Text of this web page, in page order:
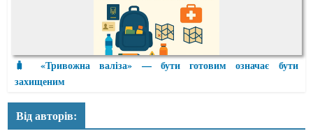
🧳 «Тривожна валіза» — бути готовим означає бути
захищеним
Від авторів: